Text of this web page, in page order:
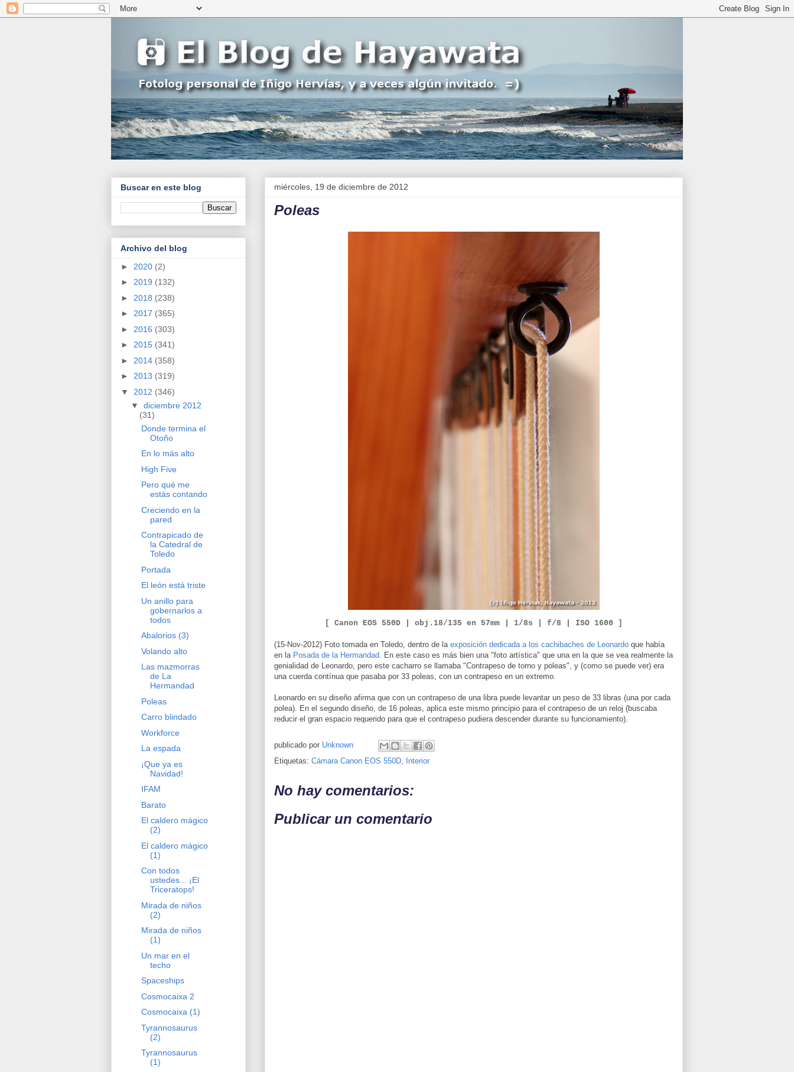
miércoles, 19 de diciembre de 2012
Poleas
[ Canon EOS 550D | obj.18/135 en 57mm | 1/8s | f/8 | ISO 1600 ]
(15-Nov-2012) Foto tomada en Toledo, dentro de la exposición dedicada a los cachibaches de Leonardo que había
en la Posada de la Hermandad. En este caso es más bien una "foto artística" que una en la que se vea realmente la
genialidad de Leonardo, pero este cacharro se llamaba "Contrapeso de torno y poleas", y (como se puede ver) era
una cuerda contínua que pasaba por 33 poleas, con un contrapeso en un extremo.
Leonardo en su diseño afirma que con un contrapeso de una libra puede levantar un peso de 33 libras (una por cada
polea). En el segundo diseño, de 16 poleas, aplica este mismo principio para el contrapeso de un reloj (buscaba
reducir el gran espacio requerido para que el contrapeso pudiera descender durante su funcionamiento).
publicado por Unknown
Etiquetas: Cámara Canon EOS 550D, Interior
No hay comentarios:
Publicar un comentario
Buscar en este blog
Archivo del blog
► 2020 (2)
► 2019 (132)
► 2018 (238)
► 2017 (365)
► 2016 (303)
► 2015 (341)
► 2014 (358)
► 2013 (319)
▼ 2012 (346)
▼ diciembre 2012
(31)
Donde termina el
Otoño
En lo más alto
High Five
Pero qué me
estás contando
Creciendo en la
pared
Contrapicado de
la Catedral de
Toledo
Portada
El león está triste
Un anillo para
gobernarlos a
todos
Abalorios (3)
Volando alto
Las mazmorras
de La
Hermandad
Poleas
Carro blindado
Workforce
La espada
¡Que ya es
Navidad!
IFAM
Barato
El caldero mágico
(2)
El caldero mágico
(1)
Con todos
ustedes... ¡El
Triceratops!
Mirada de niños
(2)
Mirada de niños
(1)
Un mar en el
techo
Spaceships
Cosmocaixa 2
Cosmocaixa (1)
Tyrannosaurus
(2)
Tyrannosaurus
(1)